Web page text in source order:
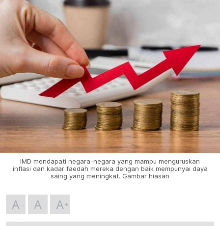
IMD mendapati negara-negara yang mampu menguruskan
inflasi dan kadar faedah mereka dengan baik mempunyai daya
saing yang meningkat. Gambar hiasan
A A A